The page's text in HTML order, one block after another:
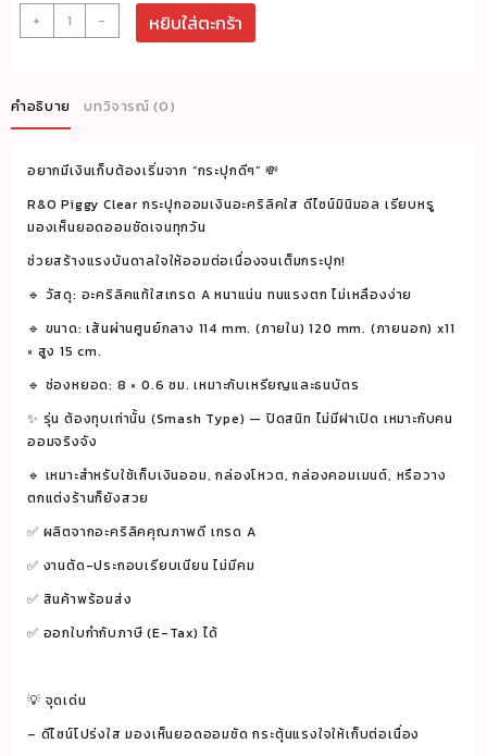
+
จำนวน
กระปุก
เงิน
อะค
ลิค
ใส
รุ่น
ต้อง
ทุบ
เท่านั้น
114x120
สูง
15
cm.
ชิ้น
- หยิบใส่ตะกร้า
คำอธิบาย บทวิจารณ์ (0)
อยากมีเงินเก็บต้องเริ่มจาก “กระปุกดีๆ” 💸
R&O Piggy Clear กระปุกออมเงินอะคริลิคใส ดีไซน์มินิมอล เรียบหรู
มองเห็นยอดออมชัดเจนทุกวัน
ช่วยสร้างแรงบันดาลใจให้ออมต่อเนื่องจนเต็มกระปุก!
🔹 วัสดุ: อะคริลิคแท้ใสเกรด A หนาแน่น ทนแรงตก ไม่เหลืองง่าย
🔹 ขนาด: เส้นผ่านศูนย์กลาง 114 mm. (ภายใน) 120 mm. (ภายนอก) x11
× สูง 15 cm.
🔹 ช่องหยอด: 8 × 0.6 ซม. เหมาะกับเหรียญและธนบัตร
✨ รุ่น ต้องทุบเท่านั้น (Smash Type) — ปิดสนิท ไม่มีฝาเปิด เหมาะกับคน
ออมจริงจัง
🔹 เหมาะสำหรับใช้เก็บเงินออม, กล่องโหวต, กล่องคอมเมนต์, หรือวาง
ตกแต่งร้านก็ยังสวย
✅ ผลิตจากอะคริลิคคุณภาพดี เกรด A
✅ งานตัด-ประกอบเรียบเนียน ไม่มีคม
✅ สินค้าพร้อมส่ง
✅ ออกใบกำกับภาษี (E-Tax) ได้
💡 จุดเด่น
– ดีไซน์โปร่งใส มองเห็นยอดออมชัด กระตุ้นแรงใจให้เก็บต่อเนื่อง